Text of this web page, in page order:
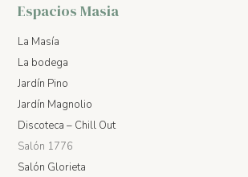
Espacios Masia
La Masía
La bodega
Jardín Pino
Jardín Magnolio
Discoteca – Chill Out
Salón 1776
Salón Glorieta